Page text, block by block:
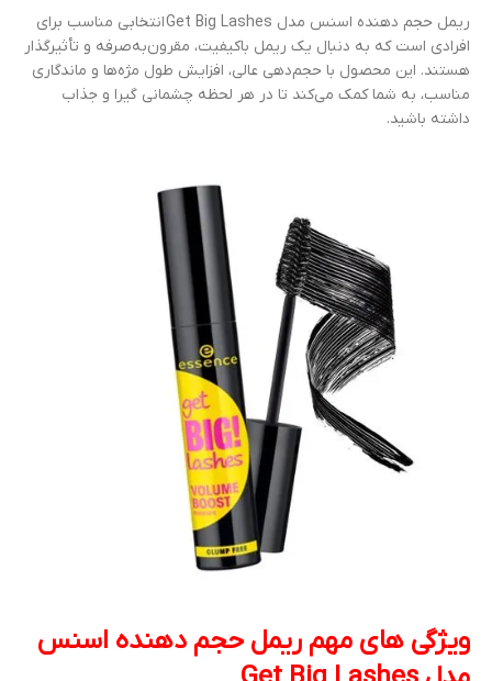
ریمل حجم دهنده اسنس مدل Get Big Lashes انتخابی مناسب برای
افرادی است که به دنبال یک ریمل باکیفیت، مقرون‌به‌صرفه و تأثیرگذار
هستند. این محصول با حجم‌دهی عالی، افزایش طول مژه‌ها و ماندگاری
مناسب، به شما کمک می‌کند تا در هر لحظه چشمانی گیرا و جذاب
داشته باشید.
ویژگی های مهم ریمل حجم دهنده اسنس